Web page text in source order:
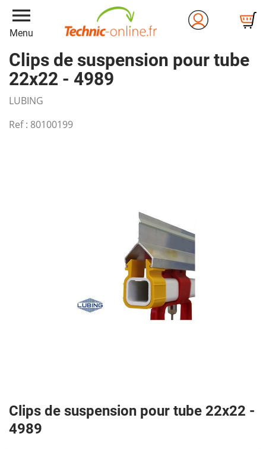
menu
Menu
Clips de suspension pour tube
22x22 - 4989
LUBING
Ref : 80100199
Clips de suspension pour tube 22x22 -
4989